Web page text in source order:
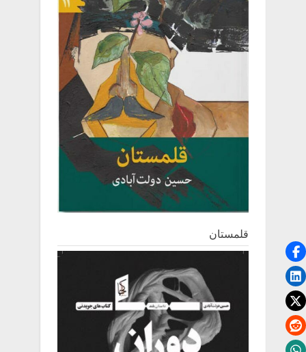
قلمستان